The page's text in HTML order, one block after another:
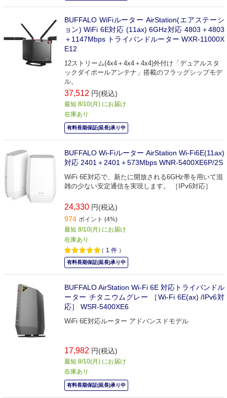
BUFFALO WiFiルーター AirStation(エアステーシ
ョン) WiFi 6E対応 (11ax) 6GHz対応 4803＋4803
＋1147Mbps トライバンドルーター WXR-11000X
E12
12ストリーム(4x4＋4x4＋4x4)外付け「デュアルスタ
ックダイポールアンテナ」搭載のフラッグシップモデ
ル。
37,512 円(税込)
最短 8/10(月) にお届け
在庫あり
有料長期保証(延長)承り中
BUFFALO Wi-Fiルーター AirStation Wi-Fi6E(11ax)
対応 2401＋2401＋573Mbps WNR-5400XE6P/2S
WiFi 6E対応で、新たに開放される6GHz帯を用いて混
雑の少ない安定通信を実現します。 ［IPv6対応］
24,330 円(税込)
974 ポイント (4%)
最短 8/10(月) にお届け
在庫あり
（ 1 件 ）
有料長期保証(延長)承り中
BUFFALO AirStation Wi-Fi 6E 対応トライバンドル
ーター チタニウムグレー ［Wi-Fi 6E(ax) /IPv6対
応］ WSR-5400XE6
WiFi 6E対応ルーター アドバンスドモデル
17,982 円(税込)
最短 8/10(月) にお届け
在庫あり
有料長期保証(延長)承り中